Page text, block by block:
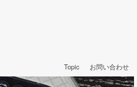
お問い合わせ
Topic